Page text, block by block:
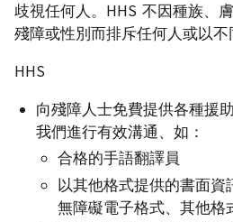
歧視任何人。HHS 不因種族、
殘障或性別而排斥任何人或以不
HHS
向殘障人士免費提供各種援
我們進行有效溝通、如：
合格的手語翻譯員
以其他格式提供的書面資
無障礙電子格式、其他格